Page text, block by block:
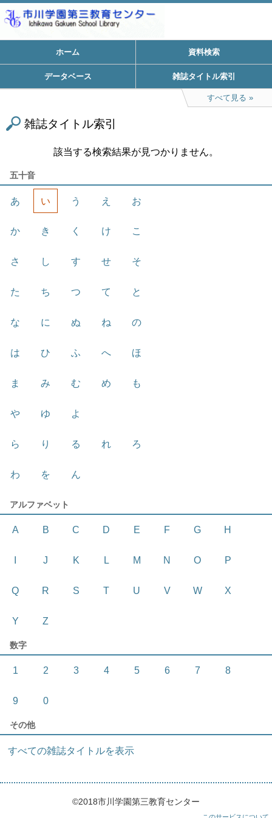
ホーム 資料検索
データベース 雑誌タイトル索引
すべて見る
雑誌タイトル索引
該当する検索結果が見つかりません。
五十音
あ い う え お
か き く け こ
さ し す せ そ
た ち つ て と
な に ぬ ね の
は ひ ふ へ ほ
ま み む め も
や ゆ よ
ら り る れ ろ
わ を ん
アルファベット
A B C D E F G H
J K L M N O P
Q R S T U V W X
Y Z
数字
1 2 3 4 5 6 7 8
9 0
その他
すべての雑誌タイトルを表示
©2018市川学園第三教育センター